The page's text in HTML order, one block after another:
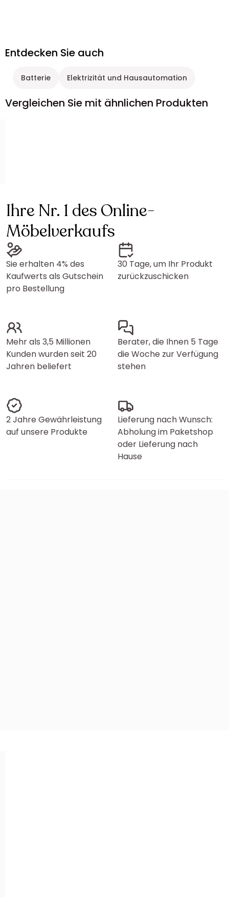
Entdecken Sie auch
Batterie Elektrizität und Hausautomation
Vergleichen Sie mit ähnlichen Produkten
Ihre Nr. 1 des Online-
Möbelverkaufs
Sie erhalten 4% des
Kaufwerts als Gutschein
pro Bestellung
30 Tage, um Ihr Produkt
zurückzuschicken
Mehr als 3,5 Millionen
Kunden wurden seit 20
Jahren beliefert
Berater, die Ihnen 5 Tage
die Woche zur Verfügung
stehen
2 Jahre Gewährleistung
auf unsere Produkte
Lieferung nach Wunsch:
Abholung im Paketshop
oder Lieferung nach
Hause